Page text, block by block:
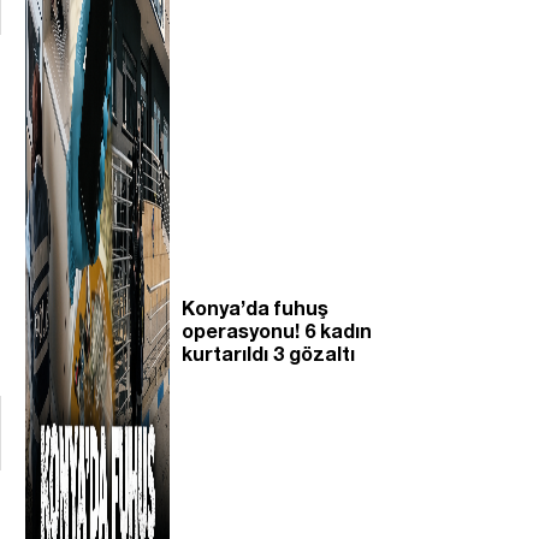
Konya’da fuhuş
operasyonu! 6 kadın
kurtarıldı 3 gözaltı